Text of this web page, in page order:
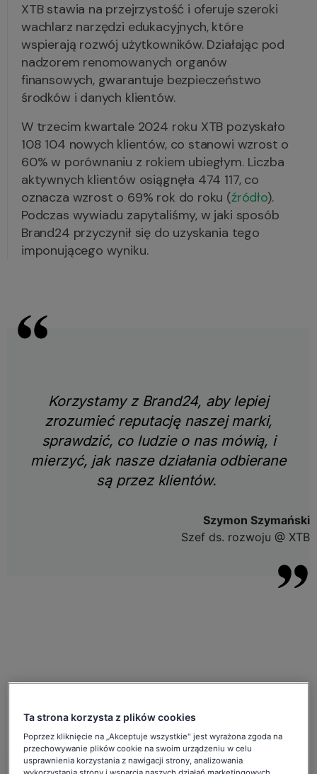
XTB stawia na przejrzystość i oferuje szeroki
wachlarz narzędzi edukacyjnych, które
wspierają rozwój użytkowników. Działając pod
nadzorem renomowanych organów
finansowych, gwarantuje bezpieczeństwo
środków i danych klientów.
W trzecim kwartale 2024 roku XTB pozyskało
108 104 nowych klientów, co stanowi wzrost o
60% w porównaniu z rokiem ubiegłym. Liczba
aktywnych klientów osiągnęła 474 117, co
oznacza wzrost o 69% rok do roku (źródło).
Podczas wywiadu zapytaliśmy, w jaki sposób
Brand24 przyczynił się do uzyskania tego
imponującego wyniku.
Korzystamy z Brand24, aby lepiej
zrozumieć reputację naszej marki,
sprawdzić, co ludzie o nas mówią, i
mierzyć, jak nasze działania odbierane
są przez klientów.
Szymon Szymański
Szef ds. rozwoju @ XTB
Ta strona korzysta z plików cookies
Poprzez kliknięcie na „Akceptuje wszystkie" jest wyrażona zgoda na
przechowywanie plików cookie na swoim urządzeniu w celu
usprawnienia korzystania z nawigacji strony, analizowania